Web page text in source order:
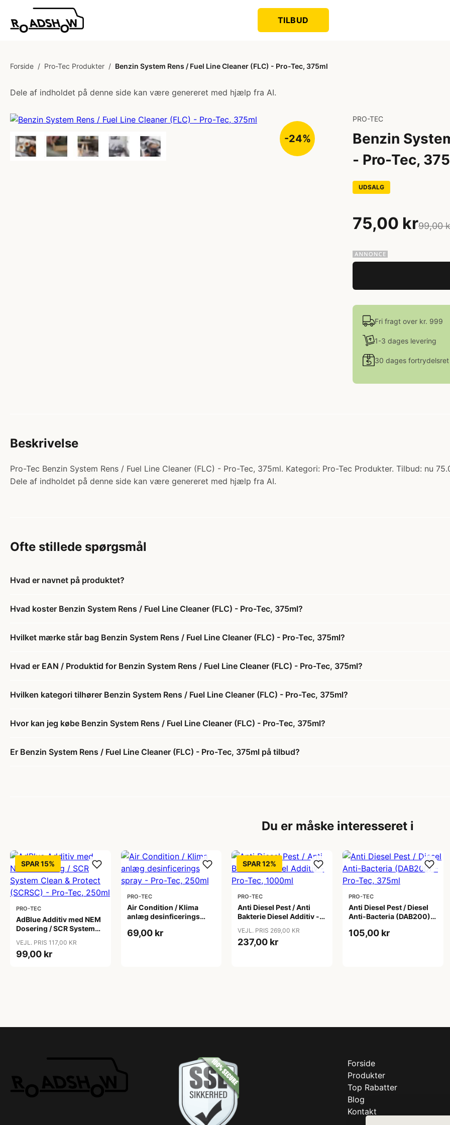
TILBUD
Forside / Pro-Tec Produkter / Benzin System Rens / Fuel Line Cleaner (FLC) - Pro-Tec, 375ml
Dele af indholdet på denne side kan være genereret med hjælp fra AI.
-24%
PRO-TEC
Benzin
- Pro-Tec,
UDSALG
75,00 kr99,00
Fri fragt over kr. 999
1-3 dages levering
30 dages fortrydelsret
Beskrivelse
Pro-Tec Benzin System Rens / Fuel Line Cleaner (FLC) - Pro-Tec, 375ml. Kategori: Pro-Tec Produkter. Tilbud: nu
Dele af indholdet på denne side kan være genereret med hjælp fra AI.
Ofte stillede spørgsmål
Hvad er navnet på produktet?
Hvad koster Benzin System Rens / Fuel Line Cleaner (FLC) - Pro-Tec, 375ml?
Hvilket mærke står bag Benzin System Rens / Fuel Line Cleaner (FLC) - Pro-Tec, 375ml?
Hvad er EAN / Produktid for Benzin System Rens / Fuel Line Cleaner (FLC) - Pro-Tec, 375ml?
Hvilken kategori tilhører Benzin System Rens / Fuel Line Cleaner (FLC) - Pro-Tec, 375ml?
Hvor kan jeg købe Benzin System Rens / Fuel Line Cleaner (FLC) - Pro-Tec, 375ml?
Er Benzin System Rens / Fuel Line Cleaner (FLC) - Pro-Tec, 375ml på tilbud?
Du er måske interesseret i
SPAR 15%
PRO-TEC
AdBlue Additiv med NEM
Dosering / SCR System
- Pro-Tec, 250ml
VEJL. PRIS 117,00 KR
99,00 kr
PRO-TEC
Air Condition / Klima
anlæg desinficerings
69,00 kr
SPAR 12%
PRO-TEC
Anti Diesel Pest / Anti
Bakterie Diesel Additiv -
VEJL. PRIS 269,00 KR
237,00 kr
PRO-TEC
Anti Diesel Pest / Diesel
Anti-Bacteria (DAB200) -
105,00 kr
Forside
Produkter
Top Rabatter
Blog
Kontakt